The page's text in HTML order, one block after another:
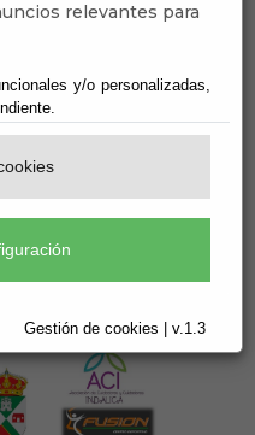
relevantes para
y/o personalizadas,
Gestión de cookies | v.1.3